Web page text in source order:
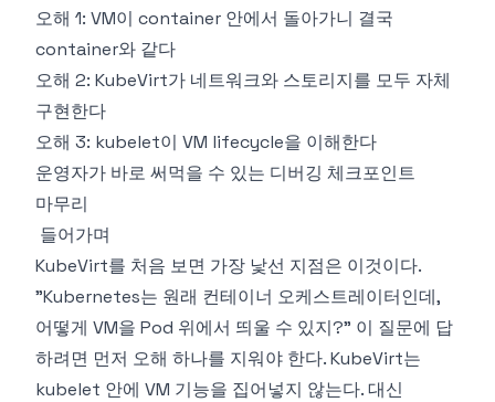
오해 1: VM이 container 안에서 돌아가니 결국
container와 같다
오해 2: KubeVirt가 네트워크와 스토리지를 모두 자체
구현한다
오해 3: kubelet이 VM lifecycle을 이해한다
운영자가 바로 써먹을 수 있는 디버깅 체크포인트
마무리
들어가며
KubeVirt를 처음 보면 가장 낯선 지점은 이것이다.
"Kubernetes는 원래 컨테이너 오케스트레이터인데,
어떻게 VM을 Pod 위에서 띄울 수 있지?" 이 질문에 답
하려면 먼저 오해 하나를 지워야 한다. KubeVirt는
kubelet 안에 VM 기능을 집어넣지 않는다. 대신